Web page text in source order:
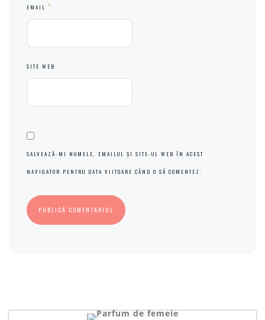
EMAIL *
SITE WEB
SALVEAZĂ-MI NUMELE, EMAILUL ȘI SITE-UL WEB ÎN ACEST
NAVIGATOR PENTRU DATA VIITOARE CÂND O SĂ COMENTEZ.